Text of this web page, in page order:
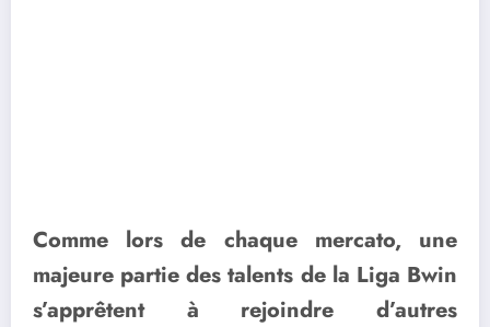
Comme lors de chaque mercato, une
majeure partie des talents de la Liga Bwin
s’apprêtent à rejoindre d’autres